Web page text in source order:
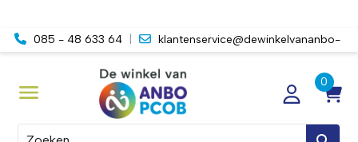
085 - 48 633 64
klantenservice@dewinkelvananbo-
Zoeken